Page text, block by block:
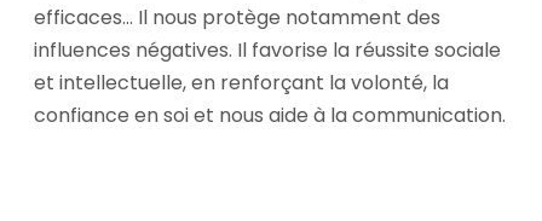
efficaces... Il nous protège notamment des
influences négatives. Il favorise la réussite sociale
et intellectuelle, en renforçant la volonté, la
confiance en soi et nous aide à la communication.